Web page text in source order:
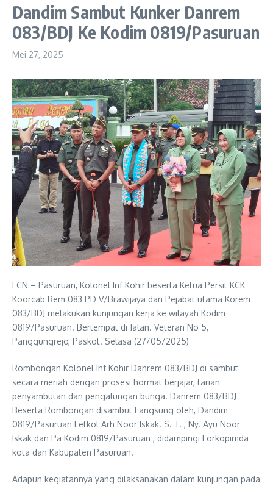
Dandim Sambut Kunker Danrem
083/BDJ Ke Kodim 0819/Pasuruan
Mei 27, 2025
LCN – Pasuruan, Kolonel Inf Kohir beserta Ketua Persit KCK
Koorcab Rem 083 PD V/Brawijaya dan Pejabat utama Korem
083/BDJ melakukan kunjungan kerja ke wilayah Kodim
0819/Pasuruan. Bertempat di Jalan. Veteran No 5,
Panggungrejo, Paskot. Selasa (27/05/2025)
Rombongan Kolonel Inf Kohir Danrem 083/BDJ di sambut
secara meriah dengan prosesi hormat berjajar, tarian
penyambutan dan pengalungan bunga. Danrem 083/BDJ
Beserta Rombongan disambut Langsung oleh, Dandim
0819/Pasuruan Letkol Arh Noor Iskak. S. T. , Ny. Ayu Noor
Iskak dan Pa Kodim 0819/Pasuruan , didampingi Forkopimda
kota dan Kabupaten Pasuruan.
Adapun kegiatannya yang dilaksanakan dalam kunjungan pada